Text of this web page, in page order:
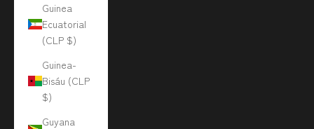
Guinea
Ecuatorial
(CLP $)
Guinea-
Bisáu (CLP
$)
Guyana